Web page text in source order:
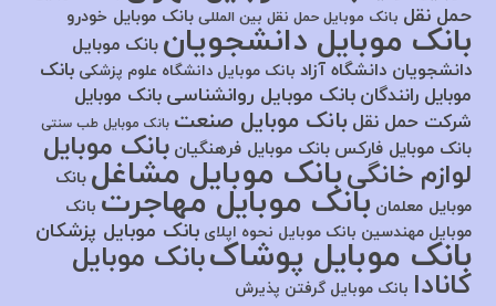
حمل نقل بانک موبایل حمل نقل بین المللی بانک موبایل خودرو
بانک موبایل دانشجویان بانک موبایل
دانشجویان دانشگاه آزاد بانک موبایل دانشگاه علوم پزشکی بانک
موبایل رانندگان بانک موبایل روانشناسی بانک موبایل
شرکت حمل نقل بانک موبایل صنعت بانک موبایل طب سنتی
بانک موبایل فارکس بانک موبایل فرهنگیان بانک موبایل
لوازم خانگیبانک موبایل مشاغلبانک
موبایل معلمان بانک موبایل مهاجرت بانک
موبایل مهندسین بانک موبایل نحوه اپلای بانک موبایل پزشکان
بانک موبایل پوشاکبانک موبایل
کانادا بانک موبایل گرفتن پذیرش